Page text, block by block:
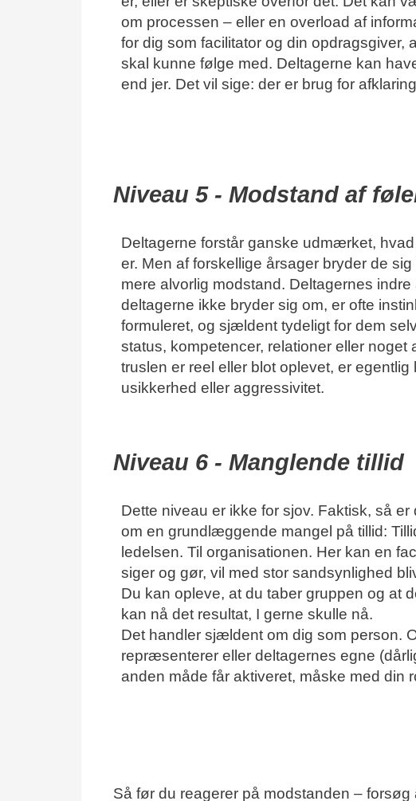
om processen – eller en overload af
for dig som facilitator og din opdragsgiver,
skal kunne følge med. Deltagerne kan
end jer. Det vil sige: der er brug for
Niveau 5 - Modstand af
Deltagerne forstår ganske udmærket,
er. Men af forskellige årsager bryder de
mere alvorlig modstand. Deltagernes
deltagerne ikke bryder sig om, er ofte
formuleret, og sjældent tydeligt for dem
status, kompetencer, relationer eller
truslen er reel eller blot oplevet, er
usikkerhed eller aggressivitet.
Niveau 6 - Manglende tillid
Dette niveau er ikke for sjov. Faktisk, så
om en grundlæggende mangel på tillid:
ledelsen. Til organisationen. Her kan en
siger og gør, vil med stor sandsynlighed
Du kan opleve, at du taber gruppen og at
kan nå det resultat, I gerne skulle nå.
Det handler sjældent om dig som person.
repræsenterer eller deltagernes egne
anden måde får aktiveret, måske med din
Så før du reagerer på modstanden –